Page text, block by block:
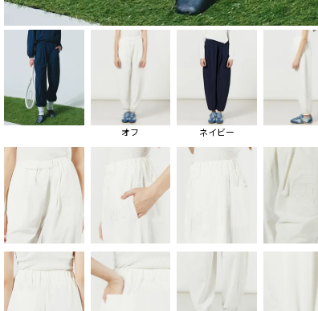
オフ ネイビー